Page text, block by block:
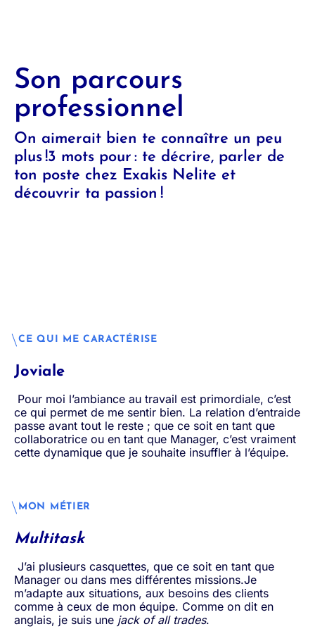
Son parcours
professionnel
On aimerait bien te connaître un peu
plus !3 mots pour : te décrire, parler de
ton poste chez Exakis Nelite et
découvrir ta passion !
CE QUI ME CARACTÉRISE
Joviale
Pour moi l’ambiance au travail est primordiale, c’est
ce qui permet de me sentir bien. La relation d’entraide
passe avant tout le reste ; que ce soit en tant que
collaboratrice ou en tant que Manager, c’est vraiment
cette dynamique que je souhaite insuffler à l’équipe.
MON MÉTIER
Multitask
J’ai plusieurs casquettes, que ce soit en tant que
Manager ou dans mes différentes missions.Je
m’adapte aux situations, aux besoins des clients
comme à ceux de mon équipe. Comme on dit en
anglais, je suis une jack of all trades.